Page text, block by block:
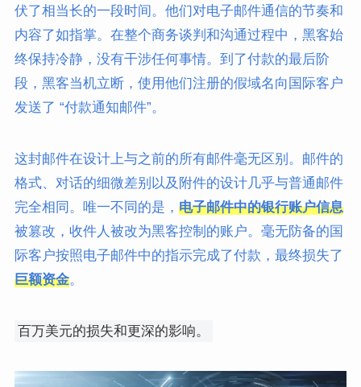
伏了相当长的一段时间。他们对电子邮件通信的节奏和
内容了如指掌。在整个商务谈判和沟通过程中，黑客始
终保持冷静，没有干涉任何事情。到了付款的最后阶
段，黑客当机立断，使用他们注册的假域名向国际客户
发送了 “付款通知邮件”。
这封邮件在设计上与之前的所有邮件毫无区别。邮件的
格式、对话的细微差别以及附件的设计几乎与普通邮件
完全相同。唯一不同的是， 电子邮件中的银行账户信息
被篡改，收件人被改为黑客控制的账户。毫无防备的国
际客户按照电子邮件中的指示完成了付款，最终损失了
巨额资金。
百万美元的损失和更深的影响。